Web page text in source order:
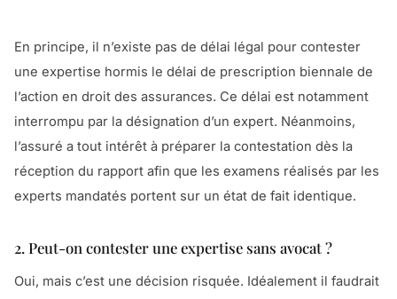
En principe, il n’existe pas de délai légal pour contester
une expertise hormis le délai de prescription biennale de
l’action en droit des assurances. Ce délai est notamment
interrompu par la désignation d’un expert. Néanmoins,
l’assuré a tout intérêt à préparer la contestation dès la
réception du rapport afin que les examens réalisés par les
experts mandatés portent sur un état de fait identique.
2. Peut-on contester une expertise sans avocat ?
Oui, mais c’est une décision risquée. Idéalement il faudrait